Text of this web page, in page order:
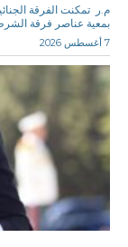
م.ر تمكنت الفرقة
بمعية عناصر فرقة
7 أغسطس 2026